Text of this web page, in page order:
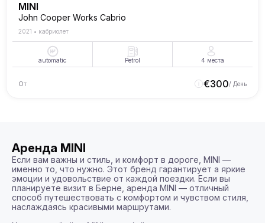
MINI
John Cooper Works Cabrio
2021 • кабриолет
automatic Petrol 4 места
От €300/ День
Аренда MINI
Если вам важны и стиль, и комфорт в дороге, MINI —
именно то, что нужно. Этот бренд гарантирует а яркие
эмоции и удовольствие от каждой поездки. Если вы
планируете визит в Берне, аренда MINI — отличный
способ путешествовать с комфортом и чувством стиля,
наслаждаясь красивыми маршрутами.